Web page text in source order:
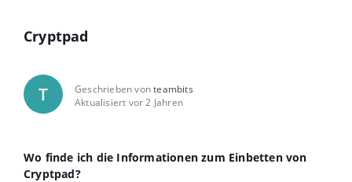
Cryptpad
T Geschrieben vonteambits
Aktualisiert vor 2 Jahren
Wo finde ich die Informationen zum Einbetten von
Cryptpad?